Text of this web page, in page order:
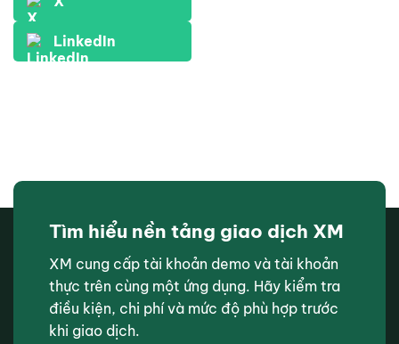
LinkedIn
Tìm hiểu nền tảng giao dịch XM
XM cung cấp tài khoản demo và tài khoản
thực trên cùng một ứng dụng. Hãy kiểm tra
điều kiện, chi phí và mức độ phù hợp trước
khi giao dịch.